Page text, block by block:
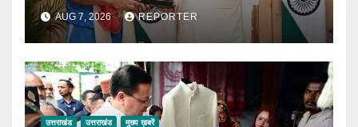
AUG 7, 2026 REPORTER
उत्तराखंड उत्तराखंड मुख्य ख़बरें